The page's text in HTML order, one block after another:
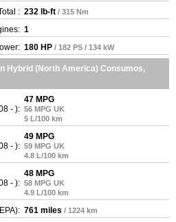
: 232 lb-ft / 315 Nm
1
180 HP / 182 PS / 134 kW
Hybrid (North America) Consumos,
- ):
47 MPG
56 MPG UK
5 L/100 km
- ):
49 MPG
59 MPG UK
4.8 L/100 km
- ):
48 MPG
58 MPG UK
4.9 L/100 km
761 miles / 1224 km